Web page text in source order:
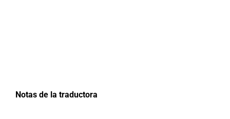
Notas de la traductora